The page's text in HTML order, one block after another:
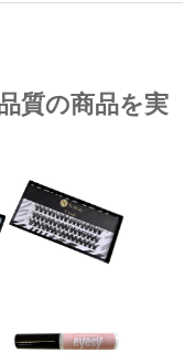
質の商品を実